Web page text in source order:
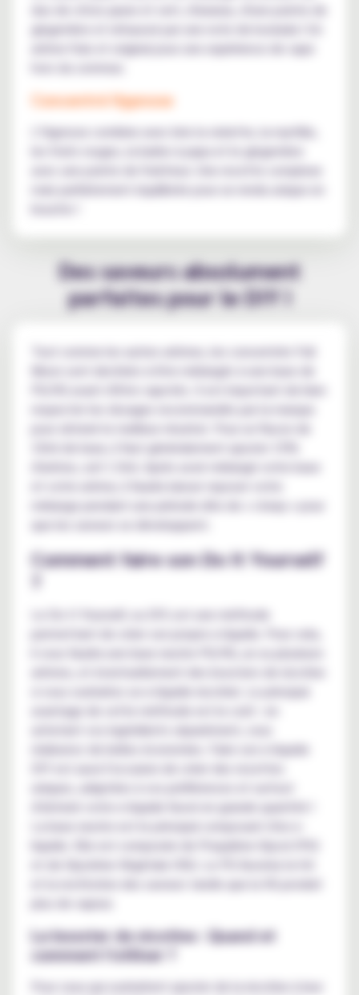
duo de citron jaune et vert, d'ananas, d'une pointe de
gingembre et rehaussé par une note de koolada ! Un
arôme frais et original pour une expérience de vape
Concentré Hypnose
L'Hypnose combine avec brio la violette, la myrtille,
les fruits rouges, la barbe à papa et le gingembre
avec une pointe de fraîcheur. Une recette complexe
mais parfaitement équilibrée pour un rendu unique en
Des saveurs absolument
parfaites pour le DIY !
Tout comme les autres arômes, les concentrés Full
Moon sont destinés à être mélangés à une base de
PG/VG avant d'être vapotés. Il est important de bien
respecter les dosages recommandés par la marque
d'arôme, soit 1.5ml. Après avoir mélangé votre base
mélange pendant une période dite de « steep » pour
que les saveurs se développent.
Comment faire son Do It Yourself
Le Do It Yourself, ou DIY, est une méthode
permettant de créer son propre e-liquide. Pour cela,
si vous souhaitez un e-liquide nicotiné. Le principal
avantage de cette méthode est le coût : en
achetant vos ingrédients séparément, vous
réaliserez de belles économies. Faire son e-liquide
uniques, adaptées à vos préférences et surtout
d'obtenir votre e-liquide favori en grande quantité !
liquide. Elle est composée de Propylène Glycol (PG)
et de Glycérine Végétale (VG). Le PG favorise le hit
et la restitution des saveurs tandis que la VG produit
plus de vapeur.
Le booster de nicotine : Quand et
comment l'utiliser ?
Pour ceux qui souhaitent ajouter de la nicotine à leur